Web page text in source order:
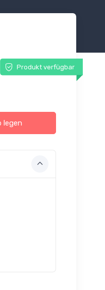
Produkt verfügbar
legen